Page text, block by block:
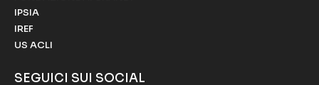
IPSIA
IREF
US ACLI
SEGUICI SUI SOCIAL